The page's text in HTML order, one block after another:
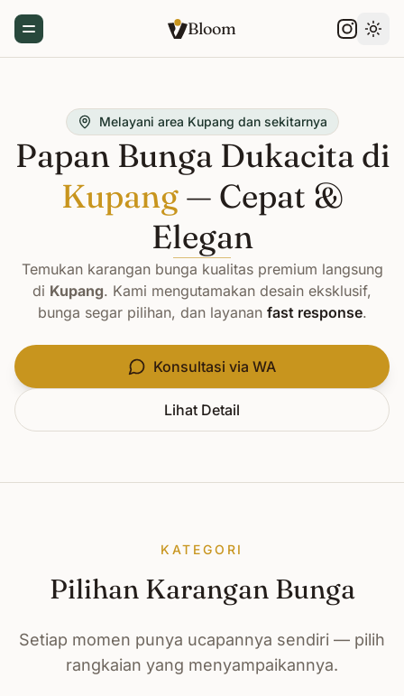
Toggle Menu Bloom
Melayani area Kupang dan sekitarnya
Papan Bunga Dukacita di
Kupang— Cepat &
Elegan
Temukan karangan bunga kualitas premium langsung
di Kupang. Kami mengutamakan desain eksklusif,
bunga segar pilihan, dan layanan fast response.
Konsultasi via WA
Lihat Detail
KATEGORI
Pilihan Karangan Bunga
Setiap momen punya ucapannya sendiri — pilih
rangkaian yang menyampaikannya.